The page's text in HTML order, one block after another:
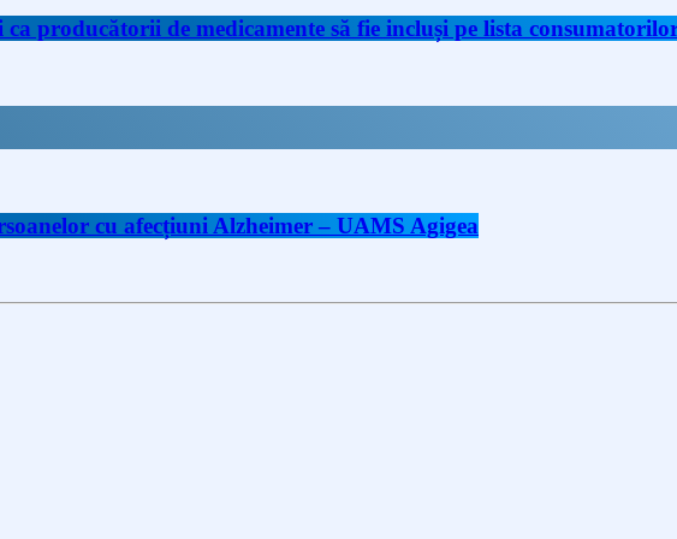
producătorii de medicamente să fie incluși pe lista
cu afecțiuni Alzheimer – UAMS Agigea